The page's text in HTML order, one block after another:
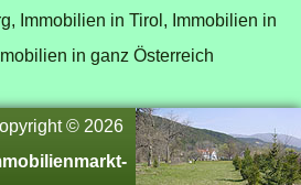
Immobilien in Tirol, Immobilien in
in ganz Österreich
© 2026